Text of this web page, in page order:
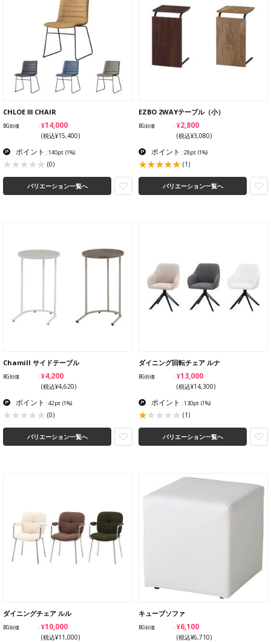
CHLOE Ⅲ CHAIR
BG卸価 ¥14,000
(税込¥15,400)
ポイント : 140pt (1%)
(0)
バリエーション一覧へ
EZBO 2WAYテーブル（小）
BG卸価 ¥2,800
(税込¥3,080)
ポイント : 28pt (1%)
(1)
バリエーション一覧へ
Chamill サイドテーブル
BG卸価 ¥4,200
(税込¥4,620)
ポイント : 42pt (1%)
(0)
バリエーション一覧へ
ダイニング回転チェア ルナ
BG卸価 ¥13,000
(税込¥14,300)
ポイント : 130pt (1%)
(1)
バリエーション一覧へ
ダイニングチェア ルル
BG卸価 ¥10,000
(税込¥11,000)
キューブソファ
BG卸価 ¥6,100
(税込¥6,710)